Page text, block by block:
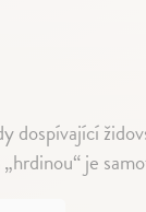
dospívající
je